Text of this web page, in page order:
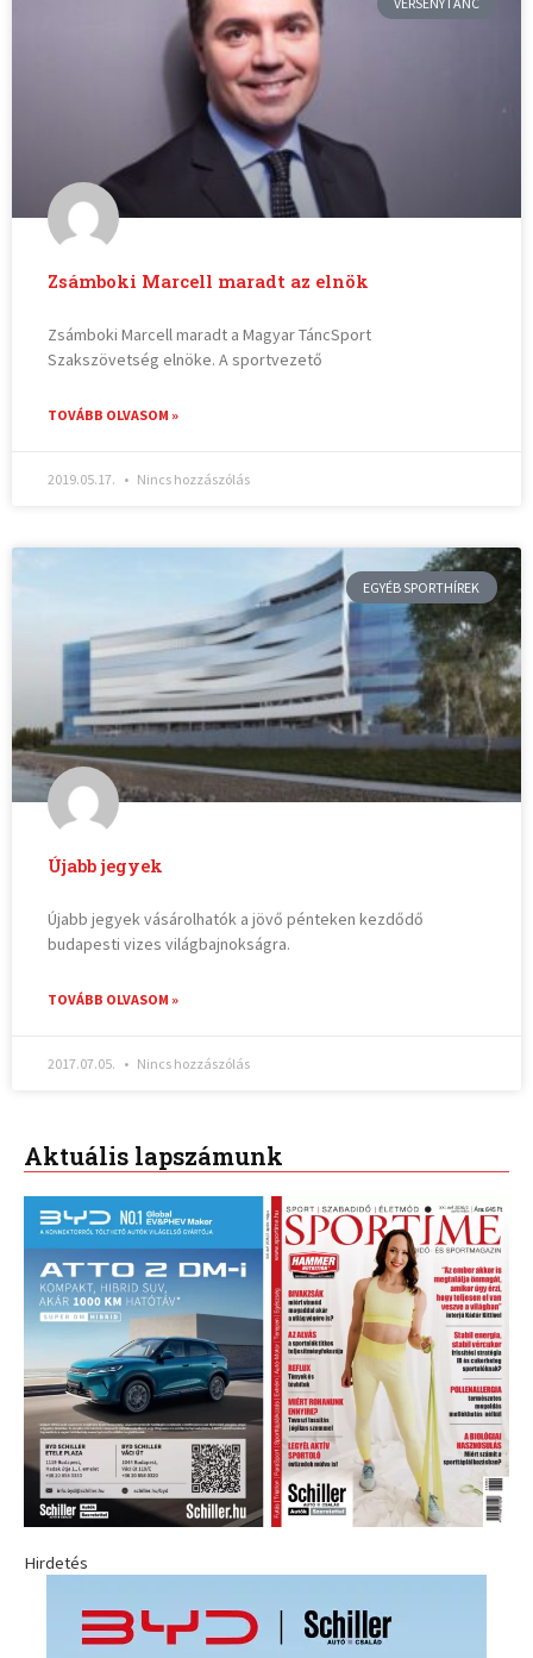
Zsámboki Marcell maradt az elnök
Zsámboki Marcell maradt a Magyar TáncSport
Szakszövetség elnöke. A sportvezető
TOVÁBB OLVASOM »
2019.05.17. Nincs hozzászólás
EGYÉB SPORTHÍREK
Újabb jegyek
Újabb jegyek vásárolhatók a jövő pénteken kezdődő
budapesti vizes világbajnokságra.
TOVÁBB OLVASOM »
2017.07.05. Nincs hozzászólás
Aktuális lapszámunk
Hirdetés